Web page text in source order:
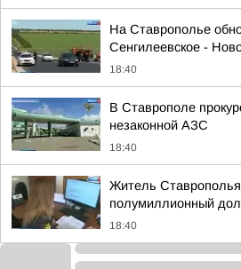
На Ставрополье
Сенгилеевское -
18:40
В Ставрополе
незаконной АЗС
18:40
Житель
полумиллионный
18:40